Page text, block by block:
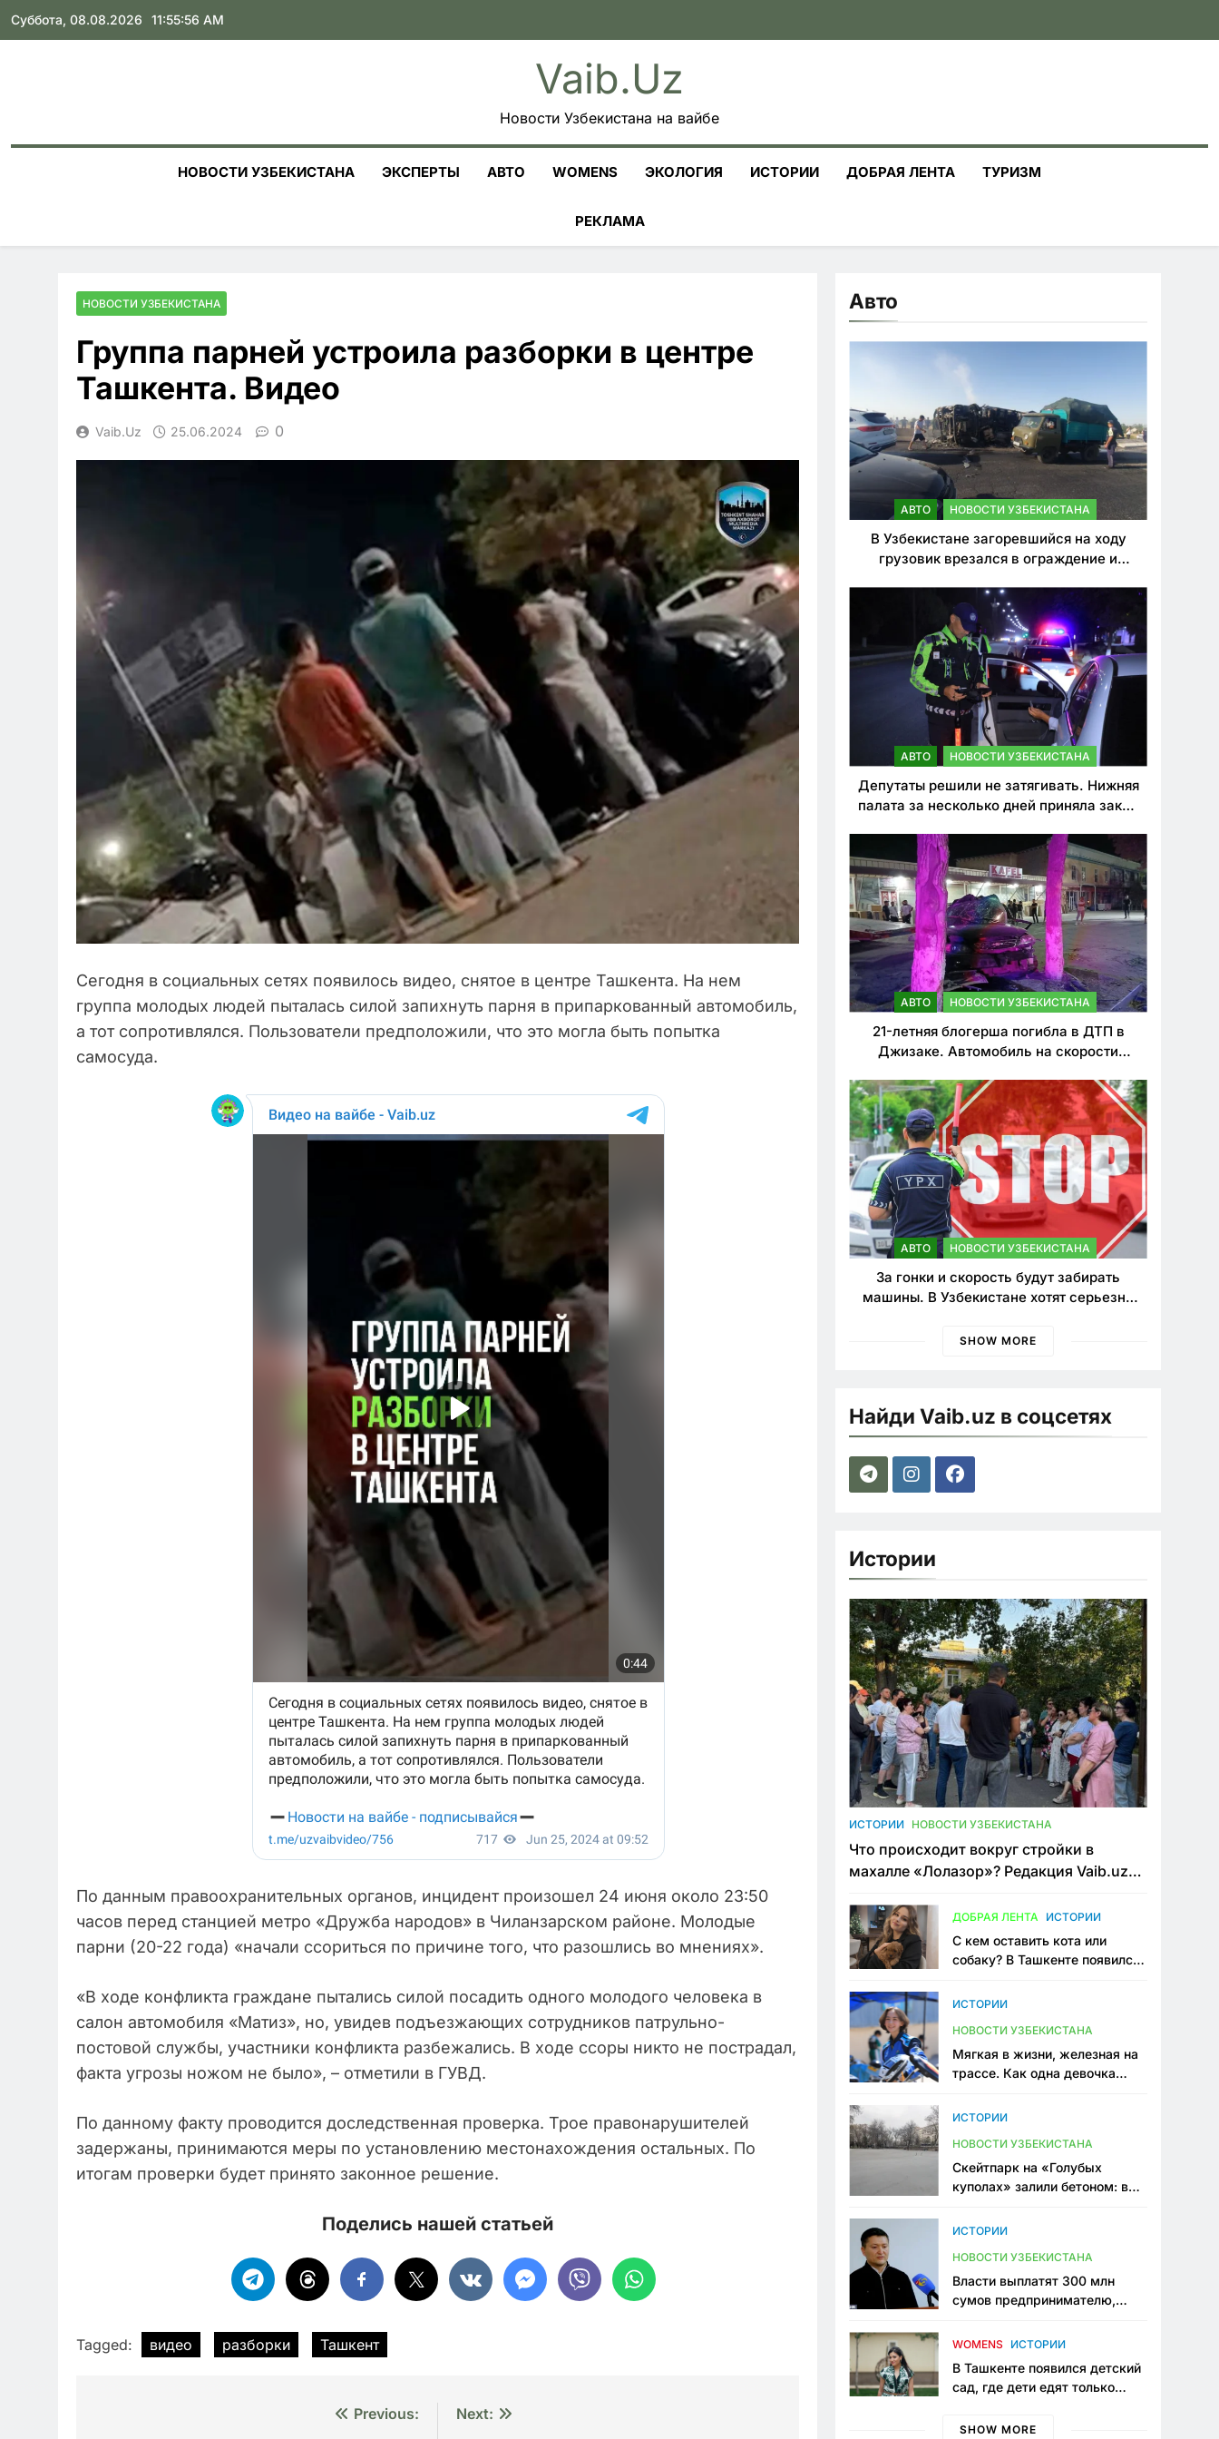
Skip
Суббота, 08.08.2026 11:55:57 AM
Vaib.uz
Новости Узбекистана на вайбе
НОВОСТИ УЗБЕКИСТАНА ЭКСПЕРТЫ АВТО WOMENS ЭКОЛОГИЯ ИСТОРИИ ДОБРАЯ ЛЕНТА ТУРИЗМ
РЕКЛАМА
НОВОСТИ УЗБЕКИСТАНА
Группа парней устроила разборки в центре
Ташкента. Видео
Vaib.uz 25.06.2024 0
Сегодня в социальных сетях появилось видео, снятое в центре Ташкента. На нем
группа молодых людей пыталась силой запихнуть парня в припаркованный автомобиль,
а тот сопротивлялся. Пользователи предположили, что это могла быть попытка
самосуда.
По данным правоохранительных органов, инцидент произошел 24 июня около 23:50
часов перед станцией метро «Дружба народов» в Чиланзарском районе. Молодые
парни (20-22 года) «начали ссориться по причине того, что разошлись во мнениях».
«В ходе конфликта граждане пытались силой посадить одного молодого человека в
салон автомобиля «Матиз», но, увидев подъезжающих сотрудников патрульно-
постовой службы, участники конфликта разбежались. В ходе ссоры никто не пострадал,
факта угрозы ножом не было», – отметили в ГУВД.
По данному факту проводится доследственная проверка. Трое правонарушителей
задержаны, принимаются меры по установлению местонахождения остальных. По
итогам проверки будет принято законное решение.
Поделись нашей статьей
Tagged: видео разборки Ташкент
Previous:
Next:
Авто
АВТО НОВОСТИ УЗБЕКИСТАНА
В Узбекистане загоревшийся на ходу
грузовик врезался в ограждение и
АВТО НОВОСТИ УЗБЕКИСТАНА
Депутаты решили не затягивать. Нижняя
палата за несколько дней приняла закон
нарушителей ПДД
АВТО НОВОСТИ УЗБЕКИСТАНА
21-летняя блогерша погибла в ДТП в
Джизаке. Автомобиль на скорости
АВТО НОВОСТИ УЗБЕКИСТАНА
За гонки и скорость будут забирать
машины. В Узбекистане хотят серьезно
SHOW MORE
Найди Vaib.uz в соцсетях
Истории
ИСТОРИИ НОВОСТИ УЗБЕКИСТАНА
Что происходит вокруг стройки в
махалле «Лолазор»? Редакция Vaib.uz
конфликта
ДОБРАЯ ЛЕНТА ИСТОРИИ
С кем оставить кота или
собаку? В Ташкенте появился
ИСТОРИИ
НОВОСТИ УЗБЕКИСТАНА
Мягкая в жизни, железная на
трассе. Как одна девочка
Узбекистане
ИСТОРИИ
НОВОСТИ УЗБЕКИСТАНА
Скейтпарк на «Голубых
куполах» залили бетоном: в
одно общественное
ИСТОРИИ
НОВОСТИ УЗБЕКИСТАНА
Власти выплатят 300 млн
сумов предпринимателю,
тюрьме по незаконному
WOMENS ИСТОРИИ
В Ташкенте появился детский
сад, где дети едят только
мама, которая устала просить
SHOW MORE